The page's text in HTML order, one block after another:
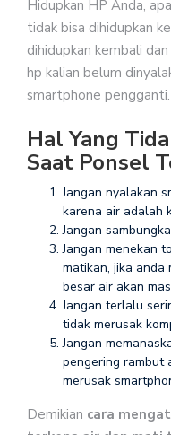
Hidupkan HP Anda,
tidak bisa dihidupkan
dihidupkan kembali
hp kalian belum
smartphone pengganti.
Hal Yang
Saat Ponsel
Jangan nyalakan
karena air adalah
Jangan
Jangan menekan
matikan, jika anda
besar air akan
Jangan terlalu
tidak merusak
Jangan
pengering rambut
merusak
Demikian cara